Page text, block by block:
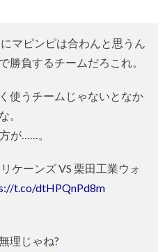
マピンピは合わんと思うん
勝負するチームだろこれ。
使うチームじゃないとなか
。
が……。
ケーンズ VS 栗田工業ウォ
t.co/dtHPQnPd8m
理じゃね?